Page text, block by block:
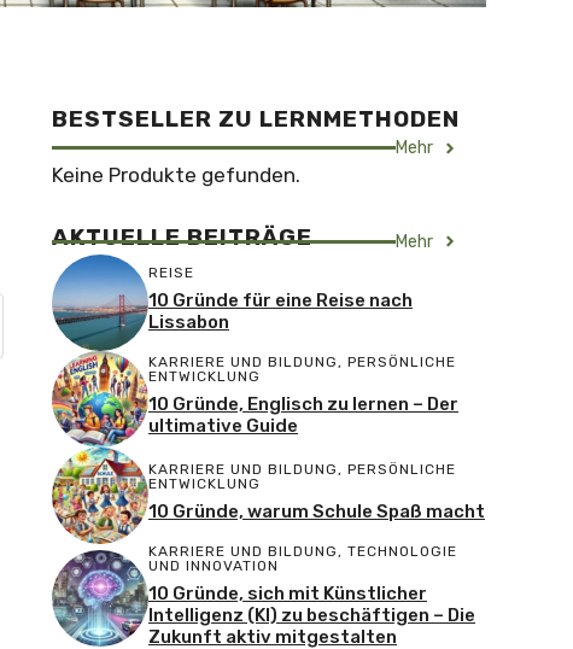
BESTSELLER ZU LERNMETHODEN
Mehr
Keine Produkte gefunden.
AKTUELLE BEITRÄGE Mehr
REISE
10 Gründe für eine Reise nach
Lissabon
KARRIERE UND BILDUNG, PERSÖNLICHE
ENTWICKLUNG
10 Gründe, Englisch zu lernen – Der
ultimative Guide
KARRIERE UND BILDUNG, PERSÖNLICHE
ENTWICKLUNG
10 Gründe, warum Schule Spaß macht
KARRIERE UND BILDUNG , TECHNOLOGIE
UND INNOVATION
10 Gründe, sich mit Künstlicher
Intelligenz (KI) zu beschäftigen – Die
Zukunft aktiv mitgestalten